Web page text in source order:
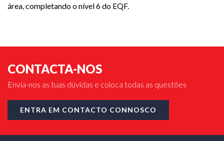
área, completando o nível 6 do EQF.
CONTACTA-NOS
Envia-nos as tuas dúvidas e coloca todas as questões
ENTRA EM CONTACTO CONNOSCO